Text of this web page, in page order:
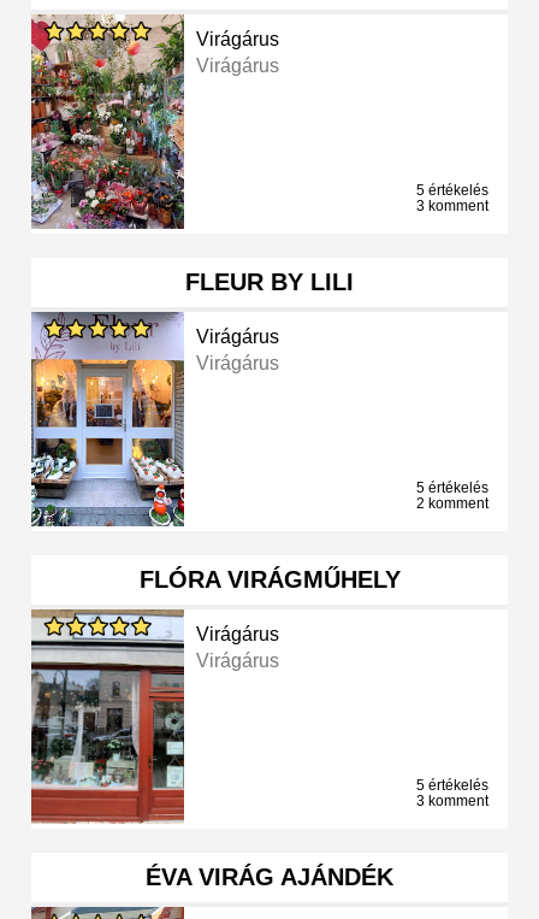
Virágárus
Virágárus
5 értékelés
3 komment
FLEUR BY LILI
Virágárus
Virágárus
5 értékelés
2 komment
FLÓRA VIRÁGMŰHELY
Virágárus
Virágárus
5 értékelés
3 komment
ÉVA VIRÁG AJÁNDÉK